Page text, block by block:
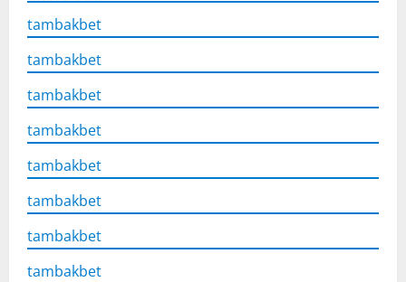
tambakbet
tambakbet
tambakbet
tambakbet
tambakbet
tambakbet
tambakbet
tambakbet